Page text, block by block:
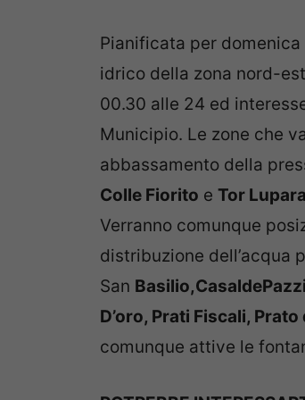
Pianificata per
idrico della zona nord-
00.30 alle 24 ed
Municipio. Le zone che
abbassamento della
Colle Fiorito
e Tor Lupara
Verranno comunque
distribuzione dell’acqua
San
D’oro, Prati Fiscali,
comunque attive le
POTREBBE